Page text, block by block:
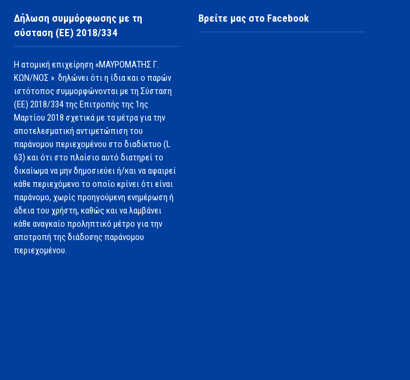
Δήλωση συμμόρφωσης με τη
σύσταση (ΕΕ) 2018/334
Η ατομική επιχείρηση «ΜΑΥΡΟΜΑΤΗΣ Γ.
ΚΩΝ/ΝΟΣ » δηλώνει ότι η ίδια και ο παρών
ιστότοπος συμμορφώνονται με τη Σύσταση
(ΕΕ) 2018/334 της Επιτροπής της 1ης
Μαρτίου 2018 σχετικά με τα μέτρα για την
αποτελεσματική αντιμετώπιση του
παράνομου περιεχομένου στο διαδίκτυο (L
63) και ότι στο πλαίσιο αυτό διατηρεί το
δικαίωμα να μην δημοσιεύει ή/και να αφαιρεί
κάθε περιεχόμενο το οποίο κρίνει ότι είναι
παράνομο, χωρίς προηγούμενη ενημέρωση ή
άδεια του χρήστη, καθώς και να λαμβάνει
κάθε αναγκαίο προληπτικό μέτρο για την
αποτροπή της διάδοσης παράνομου
περιεχομένου.
Βρείτε μας στο Facebook